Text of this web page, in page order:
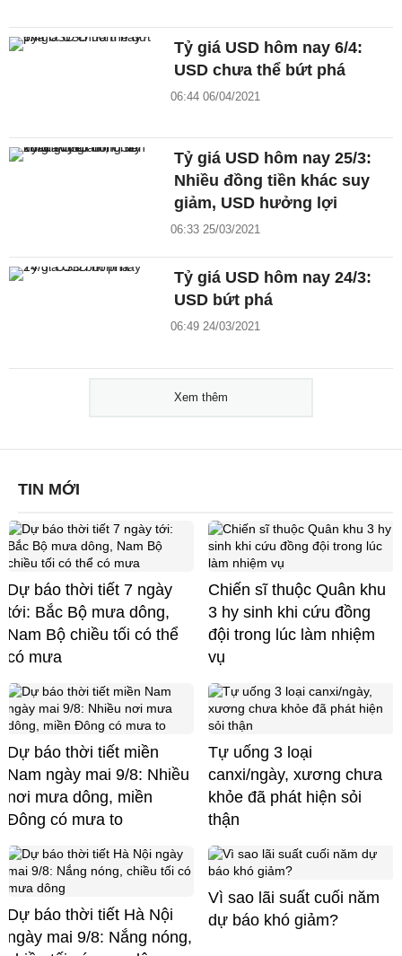
Tỷ giá USD hôm nay 6/4:
USD chưa thể bứt phá
06:44 06/04/2021
Tỷ giá USD hôm nay 25/3:
Nhiều đồng tiền khác suy
giảm, USD hưởng lợi
06:33 25/03/2021
Tỷ giá USD hôm nay 24/3:
USD bứt phá
06:49 24/03/2021
Xem thêm
TIN MỚI
Dự báo thời tiết 7 ngày
tới: Bắc Bộ mưa dông,
Nam Bộ chiều tối có thể
có mưa
Chiến sĩ thuộc Quân khu
3 hy sinh khi cứu đồng
đội trong lúc làm nhiệm
vụ
Dự báo thời tiết miền
Nam ngày mai 9/8: Nhiều
nơi mưa dông, miền
Đông có mưa to
Tự uống 3 loại
canxi/ngày, xương chưa
khỏe đã phát hiện sỏi
thận
Dự báo thời tiết Hà Nội
ngày mai 9/8: Nắng nóng,
Vì sao lãi suất cuối năm
dự báo khó giảm?